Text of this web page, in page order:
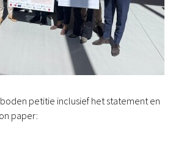
petitie inclusief het statement en
paper: